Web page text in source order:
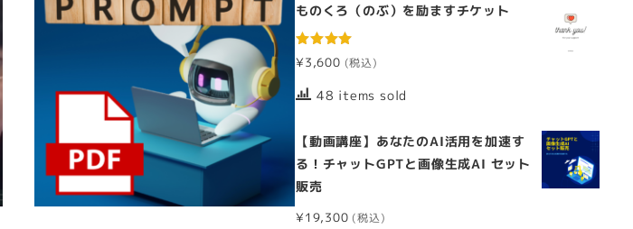
ものくろ（のぶ）を励ますチケット
5段階中
5.00の評価
¥3,600
48 items sold
【動画講座】あなたのAI活用を加速す
る！チャットGPTと画像生成AI セット
販売
¥19,300